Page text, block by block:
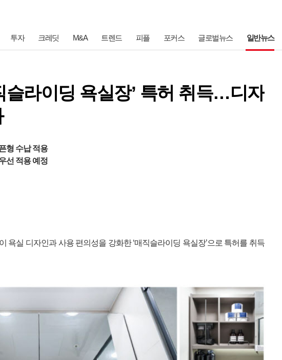
투자 크레딧 M&A 트렌드 피플 포커스 글로벌뉴스 일반뉴스
슬라이딩 욕실장’ 특허 취득…디자
형 수납 적용
선 적용 예정
욕실 디자인과 사용 편의성을 강화한 ‘매직슬라이딩 욕실장’으로 특허를 취득